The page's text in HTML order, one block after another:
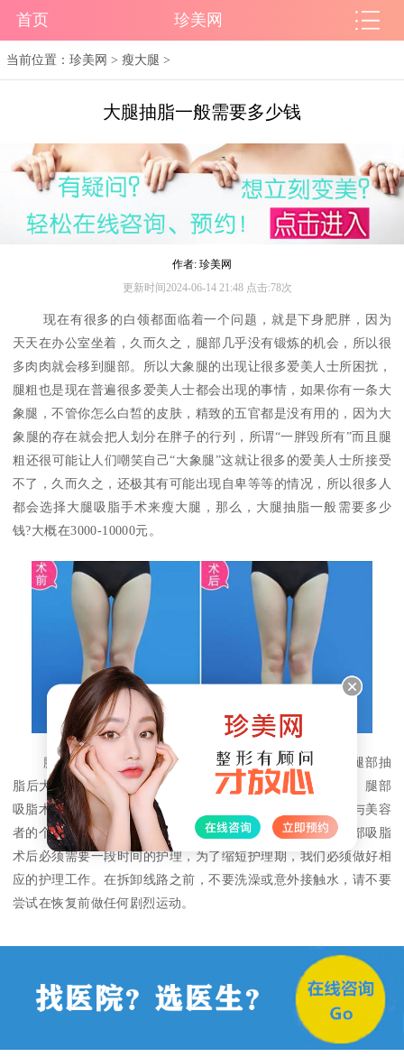
首页 珍美网
当前位置：珍美网 >瘦大腿 >
大腿抽脂一般需要多少钱
作者: 珍美网
更新时间2024-06-14 21:48 点击:78次
现在有很多的白领都面临着一个问题，就是下身肥胖，因为
天天在办公室坐着，久而久之，腿部几乎没有锻炼的机会，所以很
多肉肉就会移到腿部。所以大象腿的出现让很多爱美人士所困扰，
腿粗也是现在普遍很多爱美人士都会出现的事情，如果你有一条大
象腿，不管你怎么白皙的皮肤，精致的五官都是没有用的，因为大
象腿的存在就会把人划分在胖子的行列，所谓“一胖毁所有”而且腿
粗还很可能让人们嘲笑自己“大象腿”这就让很多的爱美人士所接受
不了，久而久之，还极其有可能出现自卑等等的情况，所以很多人
都会选择大腿吸脂手术来瘦大腿，那么，大腿抽脂一般需要多少
钱?大概在3000-10000元。
腿部抽脂术的创伤比较小，因此恢复时间也比较短。腿部抽
脂后大概需要2~休息3天，然后你就可以正常工作和工作了。腿部
吸脂术的恢复大约需要半个月到三个月，具体的恢复时间将与美容
者的个人情况有关。新陈代谢鼻子更好的人恢复得更快。腿部吸脂
术后必须需要一段时间的护理，为了缩短护理期，我们必须做好相
应的护理工作。在拆卸线路之前，不要洗澡或意外接触水，请不要
尝试在恢复前做任何剧烈运动。